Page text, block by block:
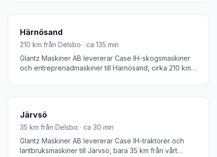
centrum för skogsbruk med starka traditioner inom
jord- och skogsbruk. Vi når Ljusdal på 40 minuter för
Härnösand
210 km från Delsbo · ca 135 min
Glantz Maskiner AB levererar Case IH-skogsmaskiner
och entreprenadmaskiner till Härnösand, cirka 210 km
residensstaden i Västernorrlands län och har en stark
koppling till skogsbruk och entreprenad. Vi erbjuder
Järvsö
35 km från Delsbo · ca 30 min
Glantz Maskiner AB levererar Case IH-traktorer och
lantbruksmaskiner till Järvsö, bara 35 km från vårt